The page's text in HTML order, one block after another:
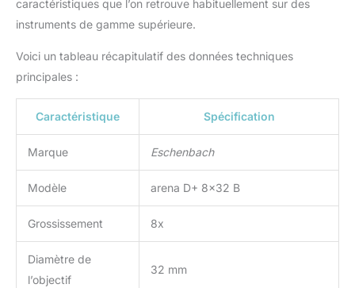
caractéristiques que l’on retrouve habituellement sur des
instruments de gamme supérieure.
Voici un tableau récapitulatif des données techniques
principales :
Caractéristique Spécification
Marque Eschenbach
Modèle arena D+ 8×32 B
Grossissement 8x
Diamètre de
l’objectif
32 mm